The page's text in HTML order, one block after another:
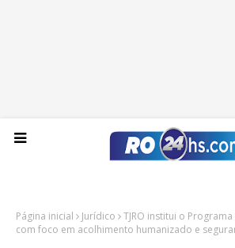
Domingo, 09 de agosto de
Página inicial Jurídico
TJRO institui o
com foco em acolhimento humanizado e